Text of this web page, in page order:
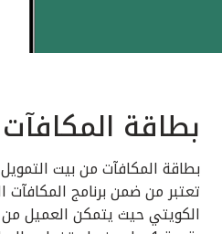
بطاقة المكافآت
بطاقة المكافآت من بيت
تعتبر من ضمن برنامج المكافآت